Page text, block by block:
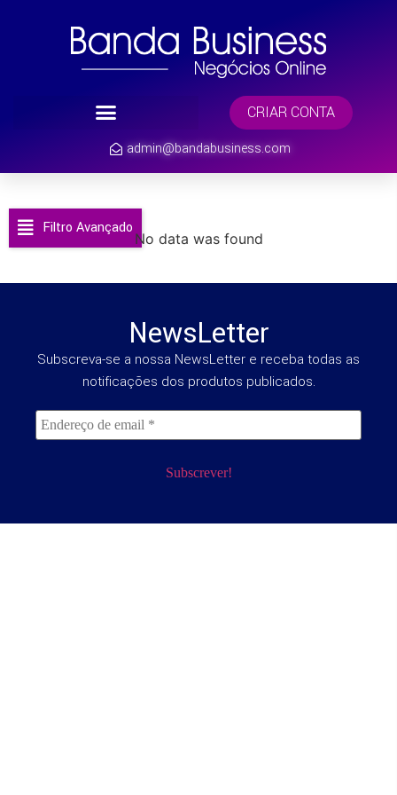
CRIAR CONTA
admin@bandabusiness.com
Filtro Avançado
No data was found
NewsLetter
Subscreva-se a nossa NewsLetter e receba todas as
notificações dos produtos publicados.